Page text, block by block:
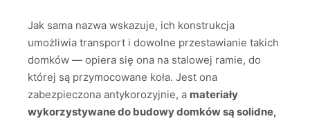
Jak sama nazwa wskazuje, ich konstrukcja
umożliwia transport i dowolne przestawianie takich
domków — opiera się ona na stalowej ramie, do
której są przymocowane koła. Jest ona
zabezpieczona antykorozyjnie, a materiały
wykorzystywane do budowy domków są solidne,